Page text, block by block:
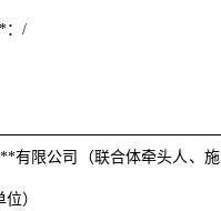
：/
有限公司（联合体牵头人、
）